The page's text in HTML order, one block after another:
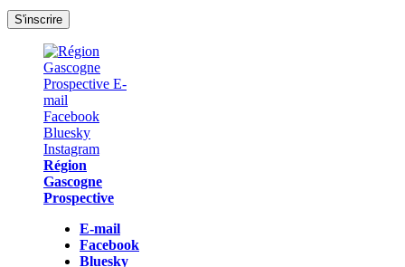
Région
Gascogne
Prospective
E-mail
Facebook
Bluesky